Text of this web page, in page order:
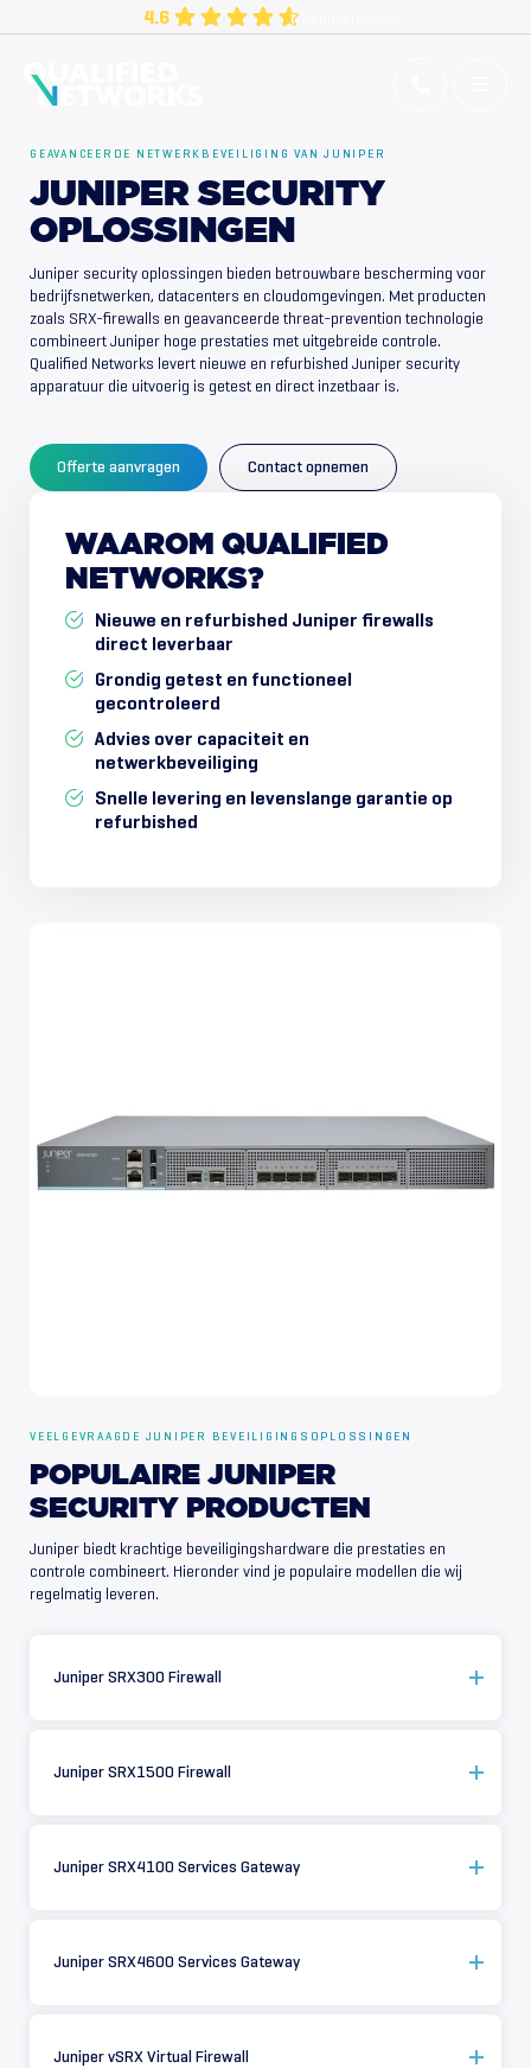
to
4.6
GEAVANCEERDE NETWERKBEVEILIGING VAN JUNIPER
JUNIPER SECURITY
OPLOSSINGEN
Juniper security oplossingen bieden betrouwbare bescherming voor
bedrijfsnetwerken, datacenters en cloudomgevingen. Met producten
zoals SRX-firewalls en geavanceerde threat-prevention technologie
combineert Juniper hoge prestaties met uitgebreide controle.
Qualified Networks levert nieuwe en refurbished Juniper security
apparatuur die uitvoerig is getest en direct inzetbaar is.
Offerte aanvragen Contact opnemen
WAAROM QUALIFIED
NETWORKS?
Nieuwe en refurbished Juniper firewalls
direct leverbaar
Grondig getest en functioneel
gecontroleerd
Advies over capaciteit en
netwerkbeveiliging
Snelle levering en levenslange garantie op
refurbished
VEELGEVRAAGDE JUNIPER BEVEILIGINGSOPLOSSINGEN
POPULAIRE JUNIPER
SECURITY PRODUCTEN
Juniper biedt krachtige beveiligingshardware die prestaties en
controle combineert. Hieronder vind je populaire modellen die wij
regelmatig leveren.
Juniper SRX300 Firewall
Juniper SRX1500 Firewall
Juniper SRX4100 Services Gateway
Juniper SRX4600 Services Gateway
Juniper vSRX Virtual Firewall